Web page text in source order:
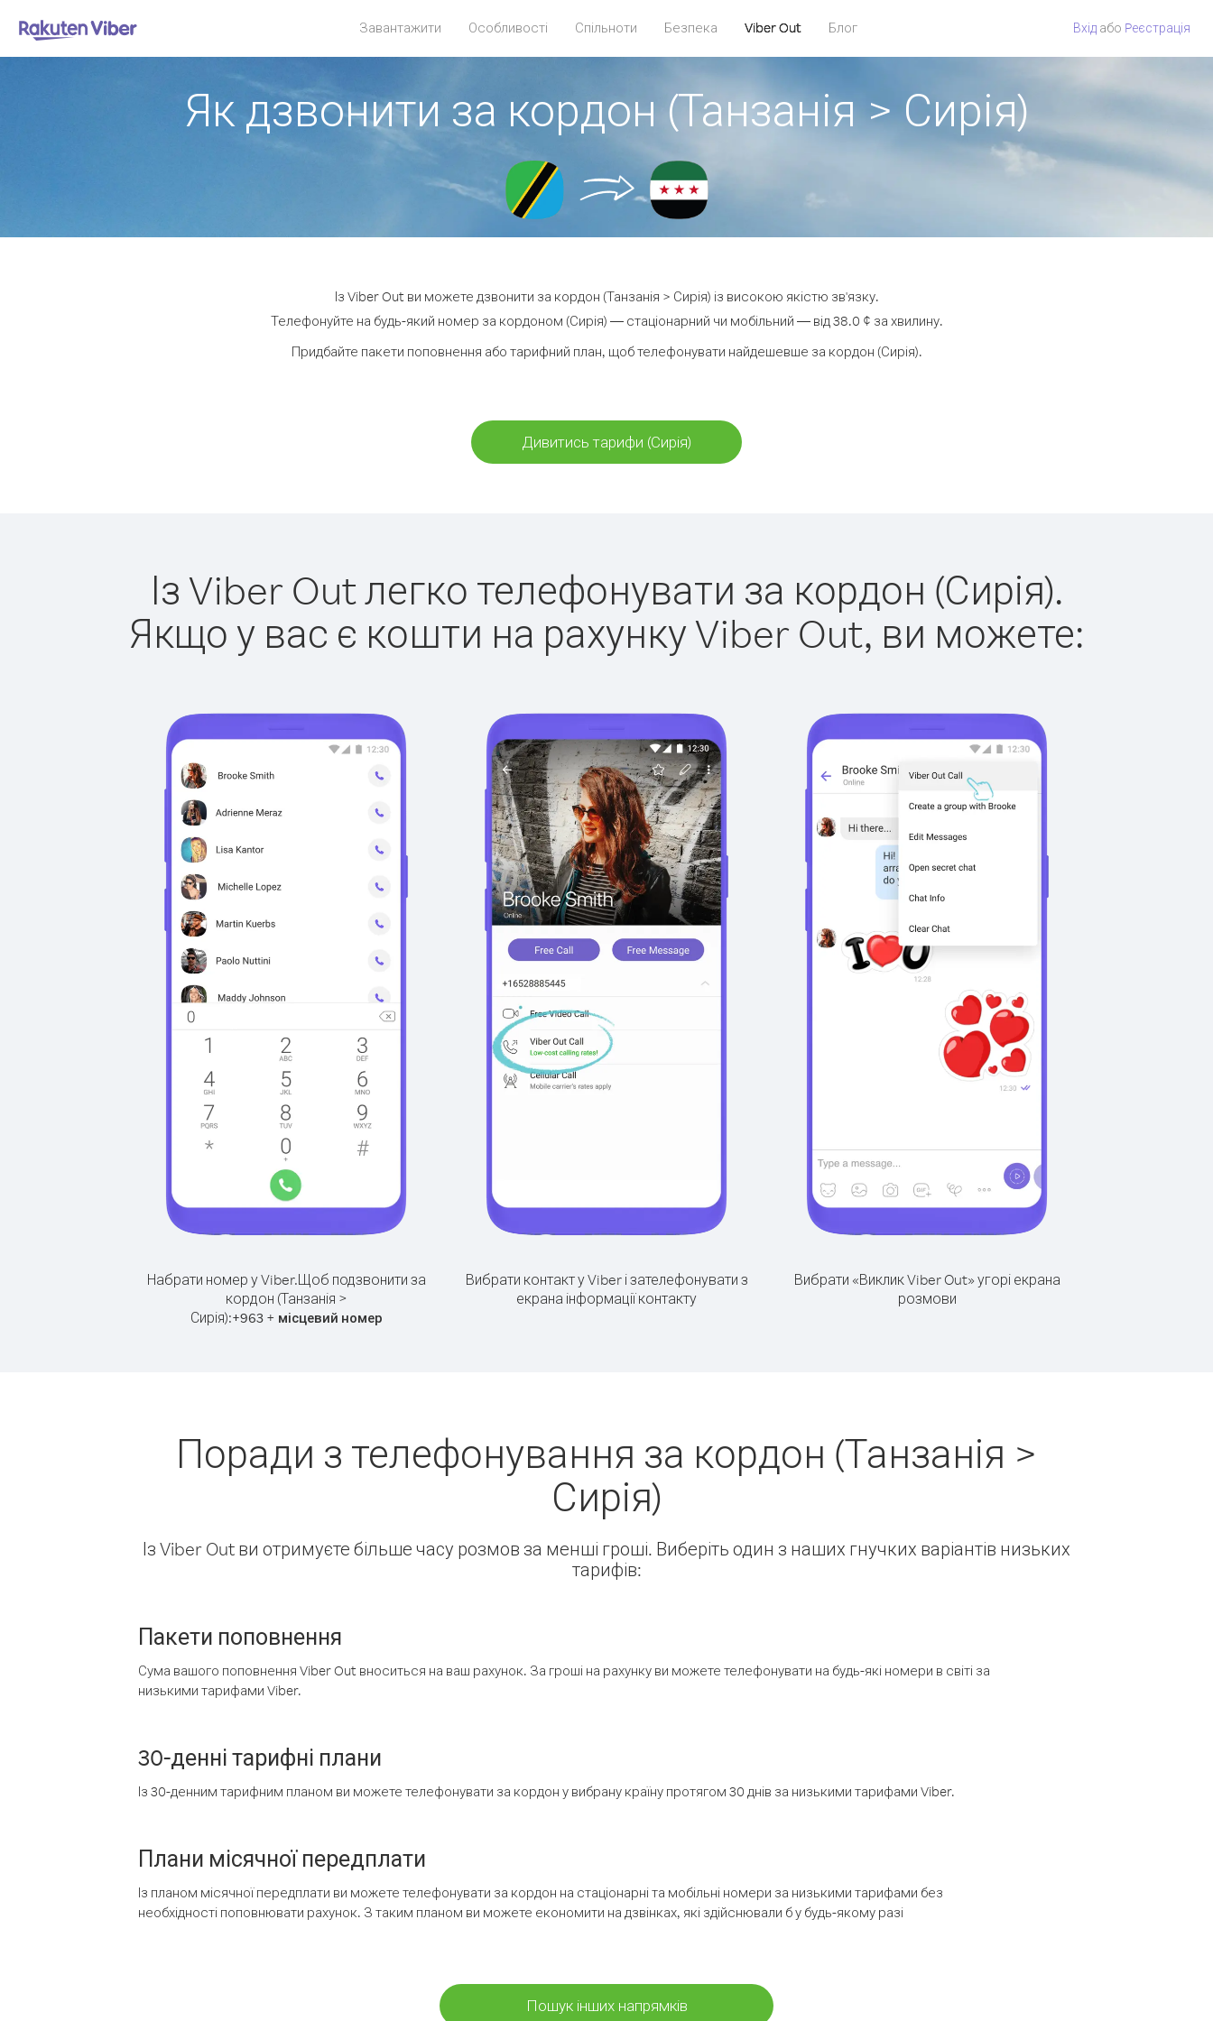
Завантажити Особливості Спільноти Безпека Viber Out Блог Вхід або Pеєстрація
Як дзвонити за кордон (Танзанія > Сирія)
Із Viber Out ви можете дзвонити за кордон (Танзанія > Сирія) із високою якістю зв'язку.
Телефонуйте на будь-який номер за кордоном (Сирія) — стаціонарний чи мобільний — від 38.0 ¢ за хвилину.
Придбайте пакети поповнення або тарифний план, щоб телефонувати найдешевше за кордон (Сирія).
Дивитись тарифи (Сирія)
Із Viber Out легко телефонувати за кордон (Сирія).
Якщо у вас є кошти на рахунку Viber Out, ви можете:
Набрати номер у Viber.Щоб подзвонити за
кордон (Танзанія >
Сирія):+963+ місцевий номер
Вибрати контакт у Viber і зателефонувати з
екрана інформації контакту
Вибрати «Виклик Viber Out» угорі екрана
розмови
Поради з телефонування за кордон (Танзанія >
Сирія)
Із Viber Out ви отримуєте більше часу розмов за менші гроші. Виберіть один з наших гнучких варіантів низьких
тарифів:
Пакети поповнення
Сума вашого поповнення Viber Out вноситься на ваш рахунок. За гроші на рахунку ви можете телефонувати на будь-які номери в світі за
низькими тарифами Viber.
30-денні тарифні плани
Із 30-денним тарифним планом ви можете телефонувати за кордон у вибрану країну протягом 30 днів за низькими тарифами Viber.
Плани місячної передплати
Із планом місячної передплати ви можете телефонувати за кордон на стаціонарні та мобільні номери за низькими тарифами без
необхідності поповнювати рахунок. З таким планом ви можете економити на дзвінках, які здійснювали б у будь-якому разі
Пошук інших напрямків